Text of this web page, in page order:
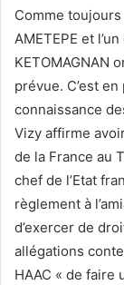
Comme
AMETEPE et
KETOMAGNAN
prévue. C’est
connaissance
Vizy affirme
de la France au
chef de l’Etat
règlement à
d’exercer de
allégations
HAAC « de faire